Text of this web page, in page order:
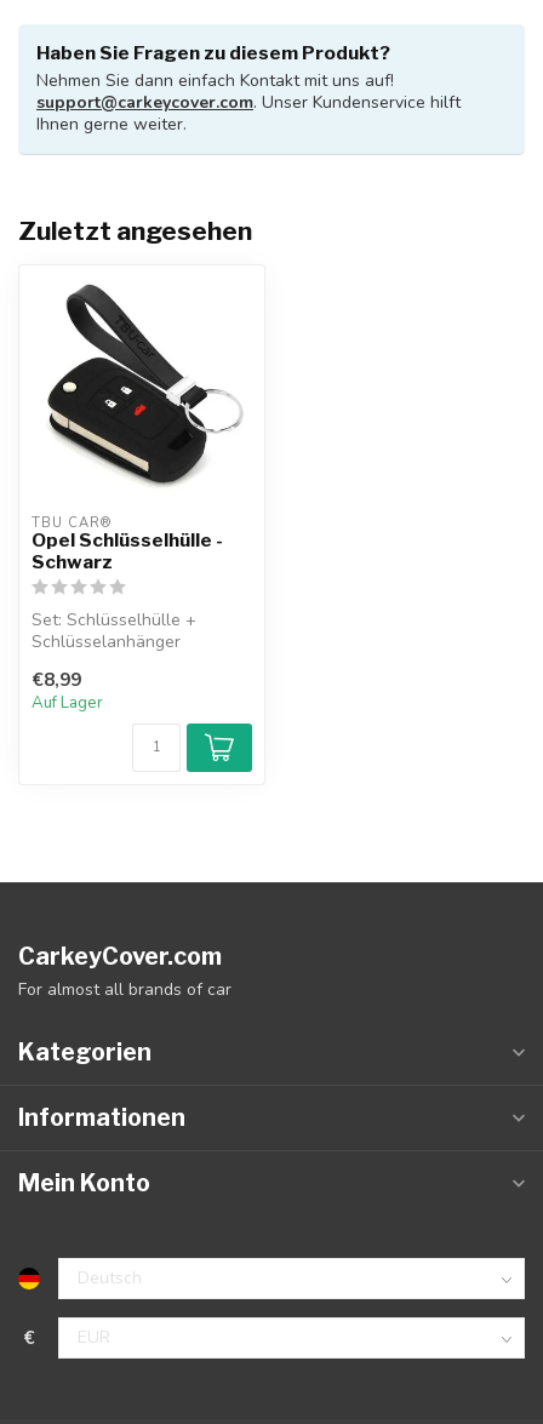
Haben Sie Fragen zu diesem Produkt?
Nehmen Sie dann einfach Kontakt mit uns auf!
support@carkeycover.com. Unser Kundenservice hilft
Ihnen gerne weiter.
Zuletzt angesehen
TBU CAR®
Opel Schlüsselhülle -
Schwarz
Set: Schlüsselhülle +
Schlüsselanhänger
€8,99
Auf Lager
CarkeyCover.com
For almost all brands of car
Kategorien
Informationen
Mein Konto
€